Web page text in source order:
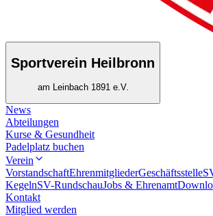
Sportverein Heilbronn
am Leinbach 1891 e.V.
News
Abteilungen
Kurse & Gesundheit
Padelplatz buchen
Verein
VorstandschaftEhrenmitgliederGeschäftsstelle
KegelnSV-RundschauJobs & Ehrenamt
Kontakt
Mitglied werden